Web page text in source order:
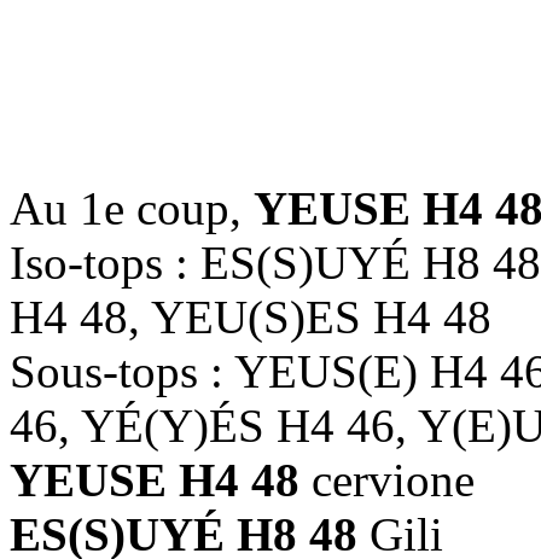
Au 1e coup, YEUSE H4
Iso-tops : ES(S)UYÉ H8
H4 48, YEU(S)ES H4 48
Sous-tops : YEUS(E) H4
46, YÉ(Y)ÉS H4 46,
YEUSE H4 48 cervione
ES(S)UYÉ H8 48 Gili